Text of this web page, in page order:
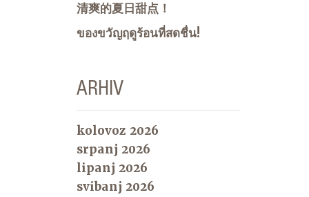
清爽的夏日甜点！
ของขวัญฤดูร้อนที่สดชื่น!
ARHIV
kolovoz 2026
srpanj 2026
lipanj 2026
svibanj 2026